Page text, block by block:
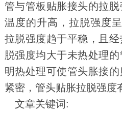
管与管板贴胀接头的拉
温度的升高，拉脱强度
拉脱强度趋于平稳，且
脱强度均大于未热处理
明热处理可使管头胀接
紧密，管头贴胀拉脱强度
文章关键词: